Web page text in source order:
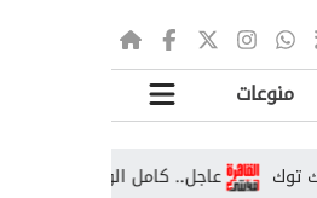
منوعات
عاجل.. كامل الوزير يكشف